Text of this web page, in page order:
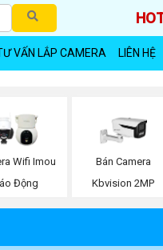
VẤN LẮP CAMERA LIÊN HỆ
Wifi Imou
Động
Bán Camera
Kbvision 2MP